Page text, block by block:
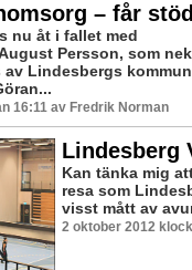
– får stöd
nu åt i fallet med
Persson, som
Lindesbergs
16:11 av Fredrik Norman
Lindesberg
Kan tänka mig
resa som
visst mått av
2 oktober 2012